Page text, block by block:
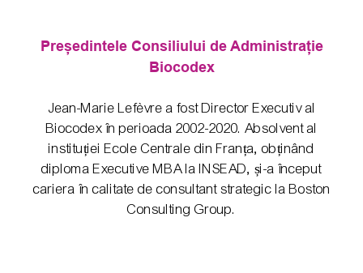
Președintele Consiliului de Administrație
Biocodex
Jean-Marie Lefèvre a fost Director Executiv al
Biocodex în perioada 2002-2020. Absolvent al
instituției Ecole Centrale din Franța, obținând
diploma Executive MBA la INSEAD, și-a început
cariera în calitate de consultant strategic la Boston
Consulting Group.